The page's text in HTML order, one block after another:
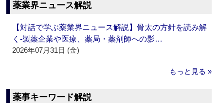
薬業界ニュース解説
【対話で学ぶ薬業界ニュース解説】骨太の方針を読み解
く‐製薬企業や医療、薬局・薬剤師への影…
2026年07月31日 (金)
もっと見る »
薬事キーワード解説